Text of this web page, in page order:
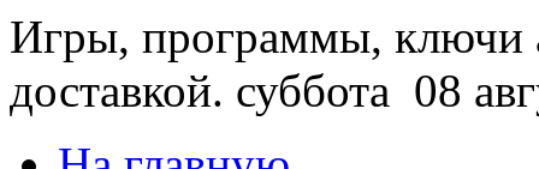
Игры, программы, ключи
доставкой. суббота 08